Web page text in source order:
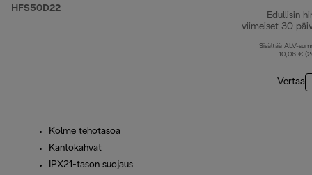
HFS50D22
Edullisin
viimeiset 30
Sisältää ALV-
10,06 €
Vertaa
Kolme tehotasoa
Kantokahvat
IPX21-tason suojaus